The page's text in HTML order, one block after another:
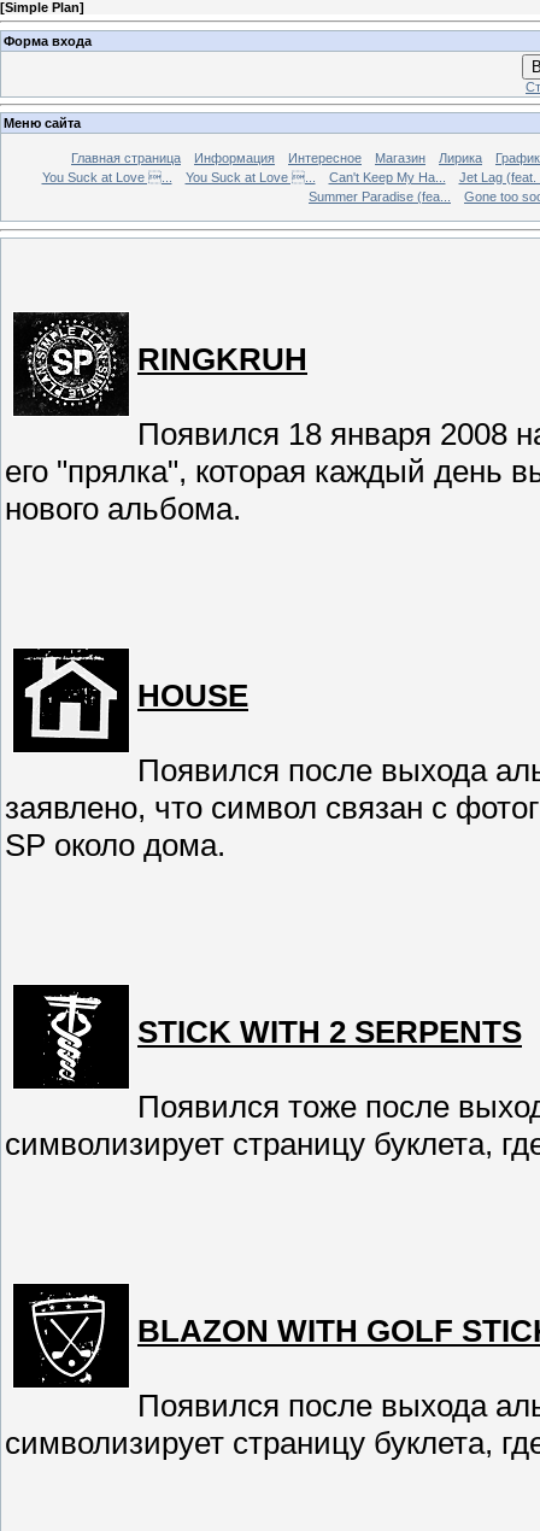
[Simple Plan]
Форма входа
Меню сайта
Главная страница Информация Интересное Магазин Лирика
You Suck at Love ...
You Suck at Love ... Can't Keep My Ha...
Jet Lag (feat.
Summer Paradise (fea...
Gone too
RINGKRUH
Появился 18 января 2008
его "прялка", которая каждый день
нового альбома.
HOUSE
Появился после выхода
заявлено, что символ связан с
SP около дома.
STICK WITH 2 SERPENTS
Появился тоже после
символизирует страницу буклета,
BLAZON WITH GOLF
Появился после выхода
символизирует страницу буклета,